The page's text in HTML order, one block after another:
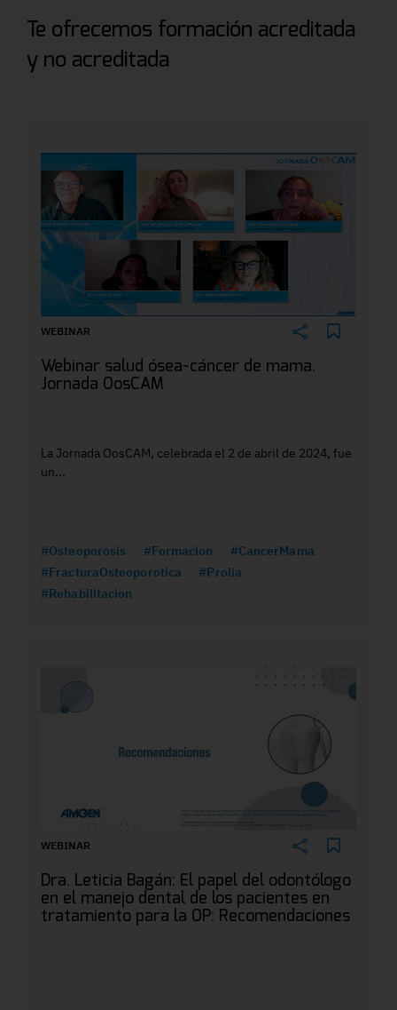
Te ofrecemos formación acreditada
y no acreditada
WEBINAR
Webinar salud ósea-cáncer de mama.
Jornada OosCAM
La Jornada OosCAM, celebrada el 2 de abril de 2024, fue
un...
#Osteoporosis #Formacion
#CancerMama
#FracturaOsteoporotica
#Prolia
#Rehabilitacion
WEBINAR
Dra. Leticia Bagán: El papel del odontólogo
en el manejo dental de los pacientes en
tratamiento para la OP: Recomendaciones